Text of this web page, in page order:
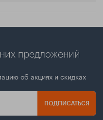
предложений
об акциях и скидках
ПОДПИСАТЬСЯ